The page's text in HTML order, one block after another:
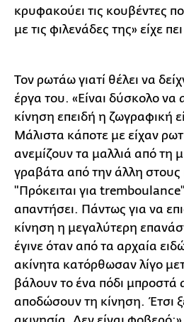
κρυφακούει τις κουβέντες
με τις φιλενάδες της» είχε
Τον ρωτάω γιατί θέλει να
έργα του. «Είναι δύσκολο να
κίνηση επειδή η ζωγραφική
Μάλιστα κάποτε με είχαν
ανεμίζουν τα μαλλιά από τη
γραβάτα από την άλλη στους
"Πρόκειται για
απαντήσει. Πάντως για να
κίνηση η μεγαλύτερη
έγινε όταν από τα αρχαία
ακίνητα κατόρθωσαν λίγο
βάλουν το ένα πόδι μπροστά
αποδώσουν τη κίνηση. Έτσι